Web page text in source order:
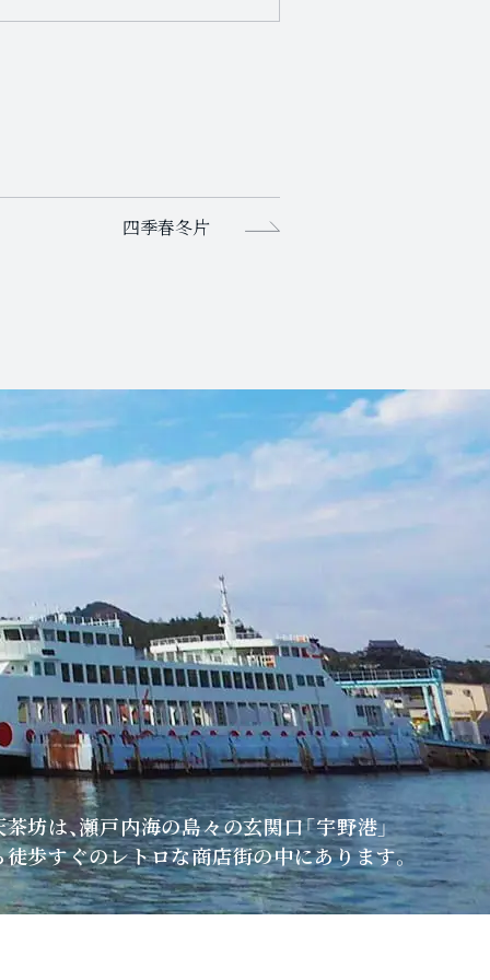
四季春冬片
坊は、瀬戸内海の島々の玄関口「宇野港」
徒歩すぐのレトロな商店街の中にあります。